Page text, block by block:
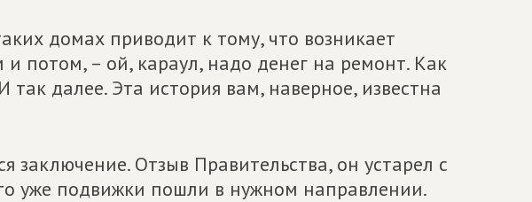
домах приводит к тому, что возникает
потом, – ой, караул, надо денег на ремонт. Как
далее. Эта история вам, наверное, известна
заключение. Отзыв Правительства, он устарел с
уже подвижки пошли в нужном направлении.